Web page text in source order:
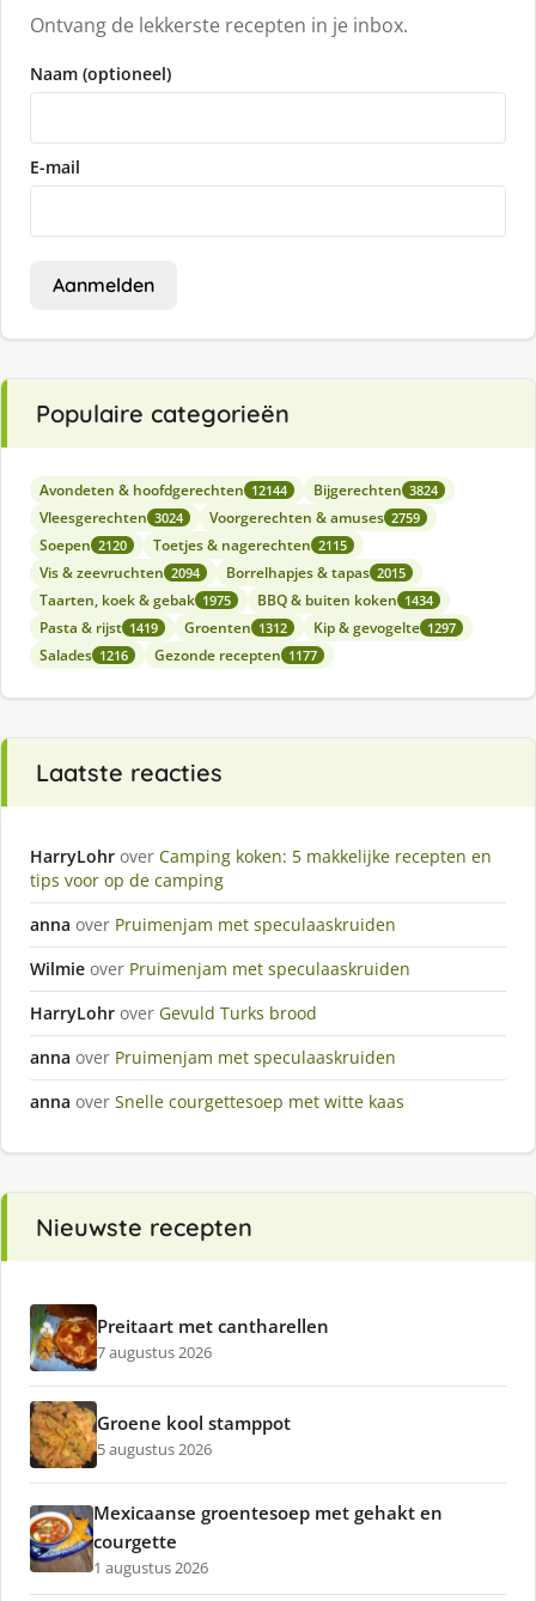
Ontvang de lekkerste recepten in je inbox.
Naam (optioneel)
E-mail
Aanmelden
Populaire categorieën
Avondeten & hoofdgerechten 12144 Bijgerechten 3824
Vleesgerechten 3024 Voorgerechten & amuses 2759
Soepen 2120 Toetjes & nagerechten 2115
Vis & zeevruchten 2094 Borrelhapjes & tapas 2015
Taarten, koek & gebak 1975 BBQ & buiten koken 1434
Pasta & rijst 1419 Groenten 1312 Kip & gevogelte 1297
Salades 1216 Gezonde recepten 1177
Laatste reacties
HarryLohr over Camping koken: 5 makkelijke recepten en
tips voor op de camping
anna over Pruimenjam met speculaaskruiden
Wilmie over Pruimenjam met speculaaskruiden
HarryLohr over Gevuld Turks brood
anna over Pruimenjam met speculaaskruiden
anna over Snelle courgettesoep met witte kaas
Nieuwste recepten
Preitaart met cantharellen
7 augustus 2026
Groene kool stamppot
5 augustus 2026
Mexicaanse groentesoep met gehakt en
courgette
1 augustus 2026